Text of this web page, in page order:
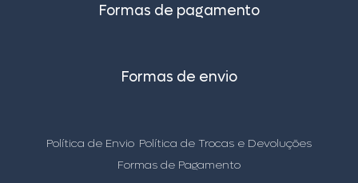
Formas de pagamento
Formas de envio
Política de Envio Política de Trocas e Devoluções
Formas de Pagamento